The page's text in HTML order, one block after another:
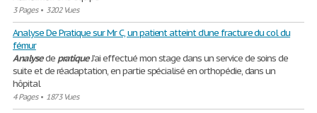
3 Pages• 3202 Vues
Analyse De Pratique sur Mr C, un patient atteint d’une fracture du col du
fémur
Analysede pratiqueJ’ai effectué mon stage dans un service de soins de
suite et de réadaptation, en partie spécialisé en orthopédie, dans un
hôpital
4 Pages• 1873 Vues